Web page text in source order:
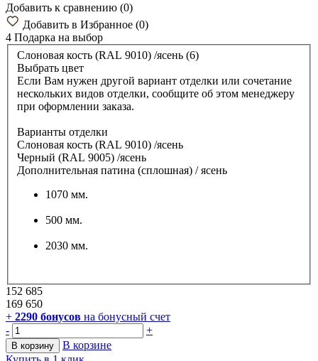
Добавить к сравнению (0)
Добавить в Избранное (0)
4 Подарка на выбор
Слоновая кость (RAL 9010) /ясень (6)
Выбрать цвет
Если Вам нужен другой вариант отделки или сочетание
нескольких видов отделки, сообщите об этом менеджеру
при оформлении заказа.
Варианты отделки
Слоновая кость (RAL 9010) /ясень
Черный (RAL 9005) /ясень
Дополнительная патина (сплошная) / ясень
1070 мм.
500 мм.
2030 мм.
152 685
169 650
+ 2290 бонусов на бонусный счет
-
+
В корзину
В корзине